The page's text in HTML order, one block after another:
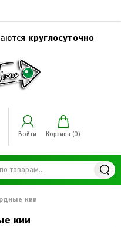
круглосуточно
Войти Корзина (0)
кии
кии